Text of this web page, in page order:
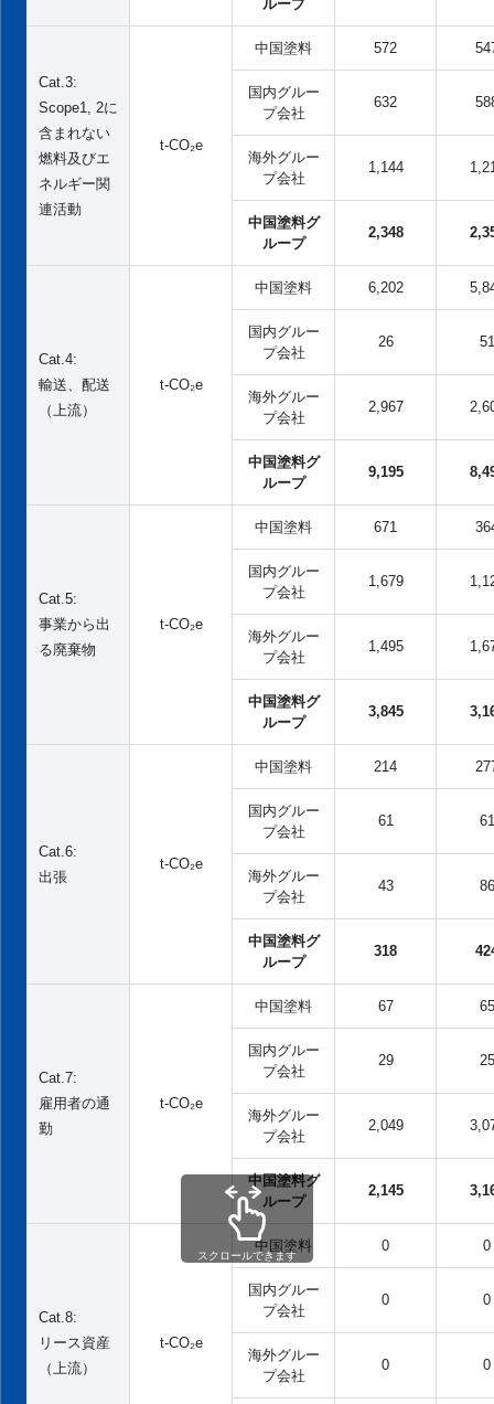
ループ
Cat.3:
Scope1, 2に
含まれない
燃料及びエ
ネルギー関
連活動
t-CO₂e
中国塗料 572
国内グルー
プ会社
632
海外グルー
プ会社
1,144
中国塗料グ
ループ
2,348
Cat.4:
輸送、配送
（上流）
t-CO₂e
中国塗料 6,202
国内グルー
プ会社
26 51
海外グルー
プ会社
2,967
中国塗料グ
ループ
9,195
Cat.5:
事業から出
る廃棄物
t-CO₂e
中国塗料 671
国内グルー
プ会社
1,679
海外グルー
プ会社
1,495
中国塗料グ
ループ
3,845
Cat.6:
出張
t-CO₂e
中国塗料 214
国内グルー
プ会社
61 61
海外グルー
プ会社
43 86
中国塗料グ
ループ
318
Cat.7:
雇用者の通
勤
t-CO₂e
中国塗料 67 65
国内グルー
プ会社
29 25
海外グルー
プ会社
2,049
中国塗料グ
ループ
2,145
Cat.8:
リース資産
（上流）
t-CO₂e
中国塗料 0 0
国内グルー
プ会社
0 0
海外グルー
プ会社
0 0
スクロールできます